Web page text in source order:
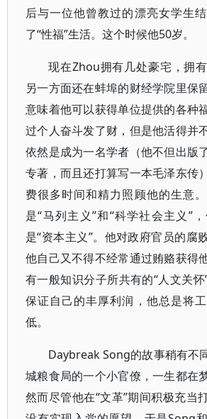
后与一位他曾教过的漂亮女学生
了“性福”生活。这个时候他50岁。
现在Zhou拥有几处豪宅，拥
另一方面还在蚌埠的财经学院里保
意味着他可以获得单位提供的各种
过个人奋斗发了财，但是他活得并
依然是成为一名学者（他不但出版
专著，而且还打算写一本毛泽东传
费很多时间和精力照顾他的生意
是“马列主义”和“科学社会主义”
是“资本主义”。他对政府官员的腐
他自己又不得不经常通过贿赂获得
有一般知识分子所共有的“人文关
保证自己的丰厚利润，他总是将
低。
Daybreak Song的故事稍有不
城粮食局的一个小官僚，一生都在
然而尽管他在“文革”期间积极充当